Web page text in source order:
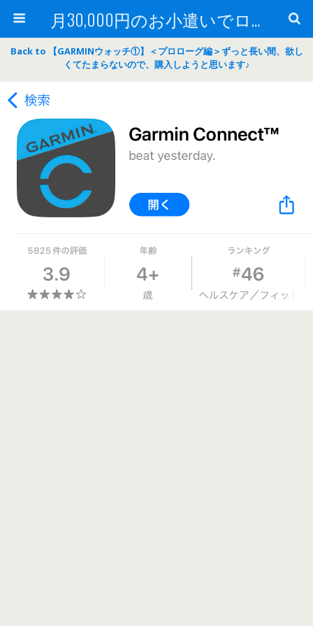
月30,000円のお小遣いでロードバイク
Back to 【GARMINウォッチ①】＜プロローグ編＞ずっと長い間、欲し
くてたまらないので、購入しようと思います♪